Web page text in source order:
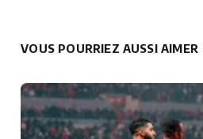
VOUS POURRIEZ AUSSI AIMER